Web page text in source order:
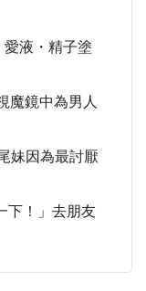
液・精子塗
魔鏡中為男人
妹因為最討厭
下！」去朋友